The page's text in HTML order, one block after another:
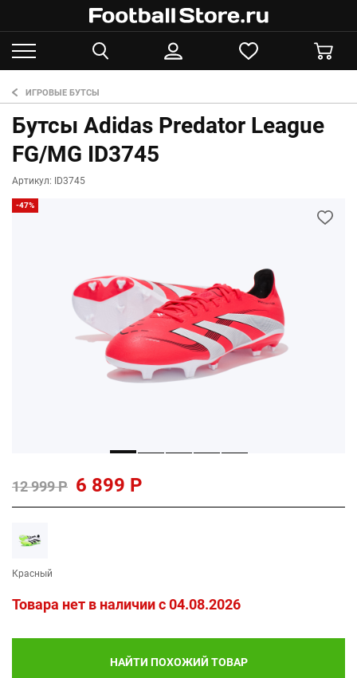
ИГРОВЫЕ БУТСЫ
Бутсы Adidas Predator League
FG/MG ID3745
Артикул: ID3745
-47%
12 999 Р 6 899 Р
Красный
Товара нет в наличии c 04.08.2026
НАЙТИ ПОХОЖИЙ ТОВАР